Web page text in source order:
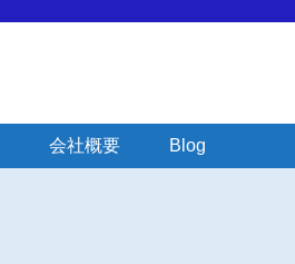
会社概要 Blog